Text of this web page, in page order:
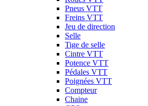
Pneus VTT
Freins VTT
Jeu de direction
Selle
Tige de selle
Cintre VTT
Potence VTT
Pédales VTT
Poignées VTT
Compteur
Chaine